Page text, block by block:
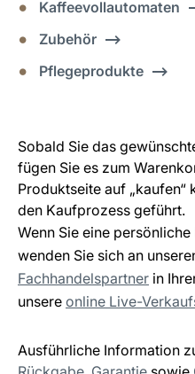
Kaffeevollautomaten
Zubehör
Pflegeprodukte
Sobald Sie das
fügen Sie es zum
Produktseite auf
den Kaufprozess geführt.
Wenn Sie eine
wenden Sie sich an
Fachhandelspartner in
unsere online Live-
Ausführliche Information